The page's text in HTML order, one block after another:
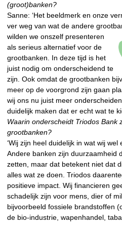
(groot)banken?
Sanne: ‘Het beeldmerk en onze
ver weg van wat de andere
wilden we onszelf presenteren
als serieus alternatief voor de
grootbanken. In deze tijd is het
juist nodig om onderscheidend te
zijn. Ook omdat de grootbanken
meer op de voorgrond zijn gaan
wij ons nu juist meer
duidelijk maken dat er echt wat te
Waarin onderscheidt Triodos Bank
grootbanken?
‘Wij zijn heel duidelijk in wat wij wel
Andere banken zijn duurzaamheid
zetten, maar dat betekent niet dat
alles wat ze doen. Triodos
positieve impact. Wij financieren
schadelijk zijn voor mens, dier of
bijvoorbeeld fossiele brandstoffen
de bio-industrie, wapenhandel,